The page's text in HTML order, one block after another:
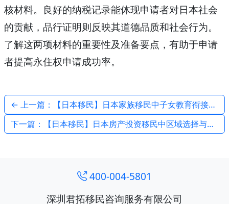
核材料。良好的纳税记录能体现申请者对日本社会
的贡献，品行证明则反映其道德品质和社会行为。
了解这两项材料的重要性及准备要点，有助于申请
者提高永住权申请成功率。
← 上一篇：【日本移民】日本家族移民中子女教育衔接问题与对策
下一篇：【日本移民】日本房产投资移民中区域选择与回报分析 →
400-004-5801
深圳君拓移民咨询服务有限公司